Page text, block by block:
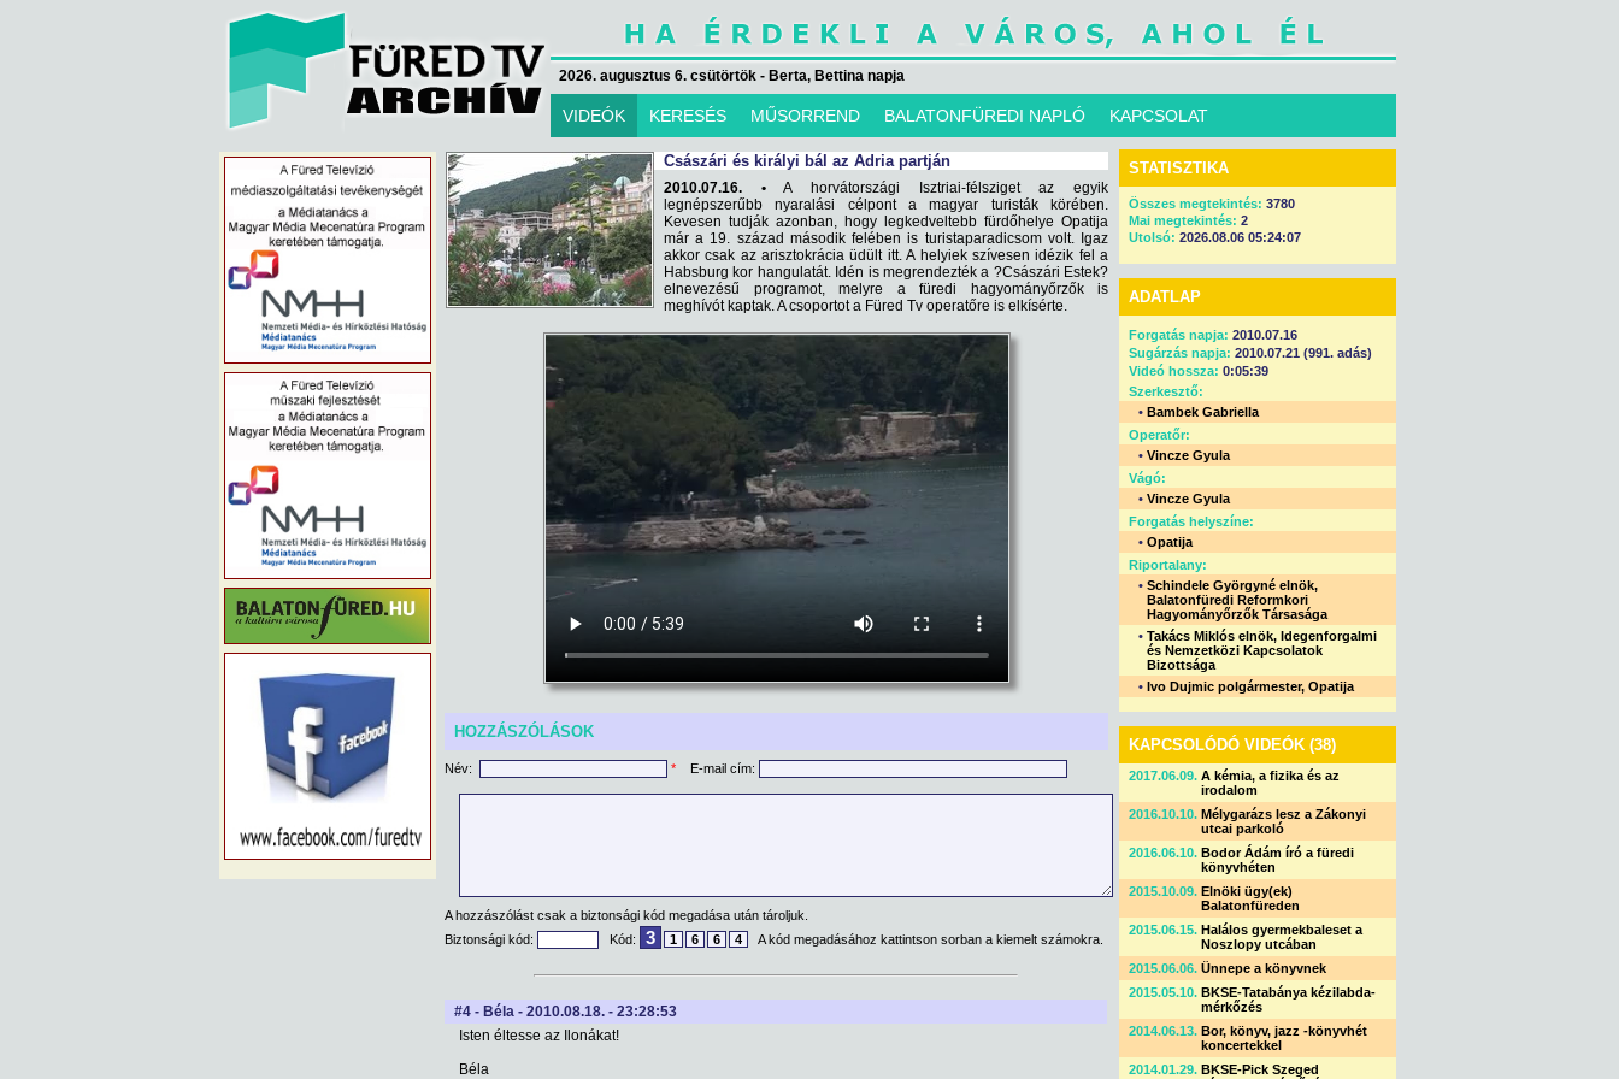
2026. augusztus 6. csütörtök - Berta, Bettina napja
VIDEÓK KERESÉS MŰSORREND BALATONFÜREDI NAPLÓ KAPCSOLAT
Császári és királyi bál az Adria partján
2010.07.16. •A horvátországi Isztriai-félsziget az egyik
legnépszerűbb nyaralási célpont a magyar turisták körében.
Kevesen tudják azonban, hogy legkedveltebb fürdőhelye Opatija
már a 19. század második felében is turistaparadicsom volt. Igaz
akkor csak az arisztokrácia üdült itt. A helyiek szívesen idézik fel a
Habsburg kor hangulatát. Idén is megrendezték a ?Császári Estek?
elnevezésű programot, melyre a füredi hagyományőrzők is
meghívót kaptak. A csoportot a Füred Tv operatőre is elkísérte.
HOZZÁSZÓLÁSOK
Név: * E-mail cím:
A hozzászólást csak a biztonsági kód megadása után tároljuk.
Biztonsági kód:
Kód: 3 1 6 6 4 A kód megadásához kattintson sorban a kiemelt számokra.
#4 - Béla - 2010.08.18. - 23:28:53
Isten éltesse az Ilonákat!
Béla
STATISZTIKA
Összes megtekintés: 3780
Mai megtekintés: 2
Utolsó: 2026.08.06 05:24:07
ADATLAP
Forgatás napja: 2010.07.16
Sugárzás napja: 2010.07.21 (991. adás)
Videó hossza: 0:05:39
Szerkesztő:
• Bambek Gabriella
Operatőr:
• Vincze Gyula
Vágó:
• Vincze Gyula
Forgatás helyszíne:
• Opatija
Riportalany:
• Schindele Györgyné elnök,
Balatonfüredi Reformkori
Hagyományőrzők Társasága
• Takács Miklós elnök, Idegenforgalmi
és Nemzetközi Kapcsolatok
Bizottsága
• Ivo Dujmic polgármester, Opatija
KAPCSOLÓDÓ VIDEÓK (38)
2017.06.09. A kémia, a fizika és az
irodalom
2016.10.10. Mélygarázs lesz a Zákonyi
utcai parkoló
2016.06.10. Bodor Ádám író a füredi
könyvhéten
2015.10.09. Elnöki ügy(ek)
Balatonfüreden
2015.06.15. Halálos gyermekbaleset a
Noszlopy utcában
2015.06.06. Ünnepe a könyvnek
2015.05.10. BKSE-Tatabánya kézilabda-
mérkőzés
2014.06.13. Bor, könyv, jazz -könyvhét
koncertekkel
2014.01.29. BKSE-Pick Szeged